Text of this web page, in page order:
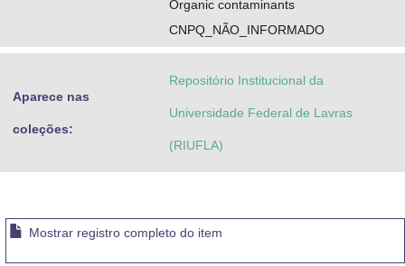
Organic contaminants
CNPQ_NÃO_INFORMADO
Aparece nas
coleções:
Repositório Institucional da
Universidade Federal de Lavras
(RIUFLA)
Mostrar registro completo do item